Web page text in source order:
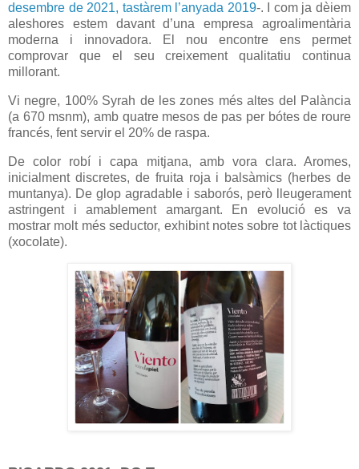
desembre de 2021, tastàrem l’anyada 2019-. I com ja dèiem
aleshores estem davant d’una empresa agroalimentària
moderna i innovadora. El nou encontre ens permet
comprovar que el seu creixement qualitatiu continua
millorant.
Vi negre, 100% Syrah de les zones més altes del Palància
(a 670 msnm), amb quatre mesos de pas per bótes de roure
francés, fent servir el 20% de raspa.
De color robí i capa mitjana, amb vora clara. Aromes,
inicialment discretes, de fruita roja i balsàmics (herbes de
muntanya). De glop agradable i saborós, però lleugerament
astringent i amablement amargant. En evolució es va
mostrar molt més seductor, exhibint notes sobre tot làctiques
(xocolate).